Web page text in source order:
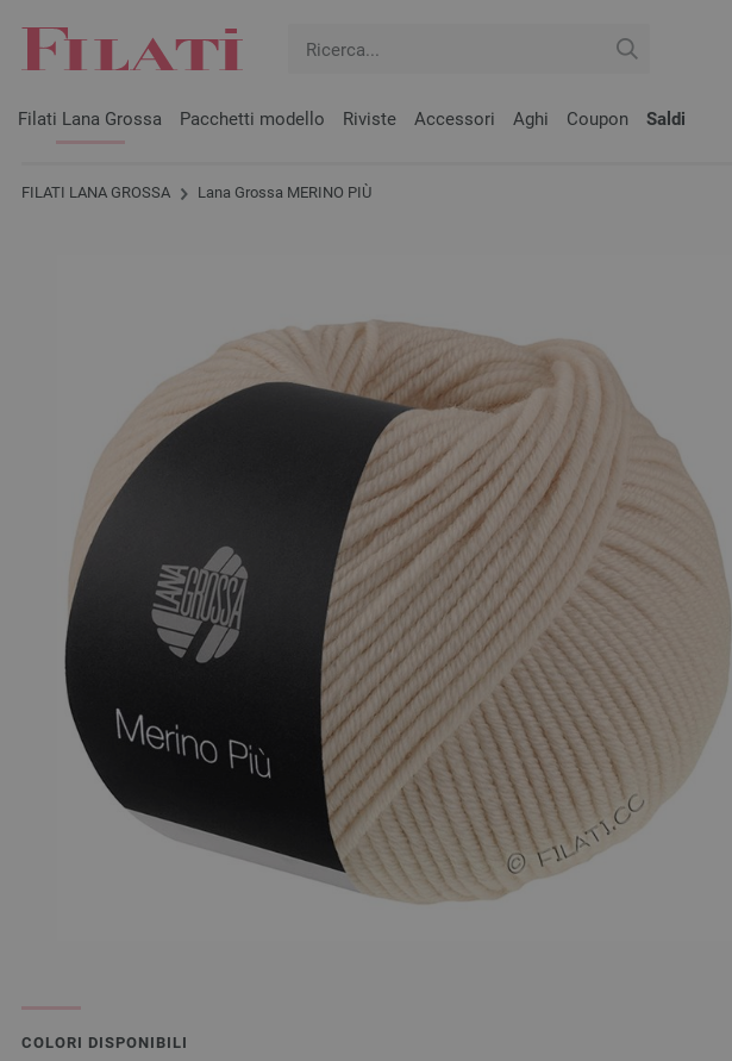
Filati Lana Grossa Pacchetti modello Riviste Accessori Aghi Coupon Saldi
FILATI LANA GROSSA Lana Grossa MERINO PIÙ
COLORI DISPONIBILI